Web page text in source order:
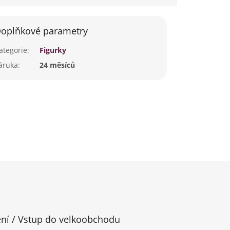
parametry
:
Figurky
: 24 měsíců
/ Vstup do velkoobchodu